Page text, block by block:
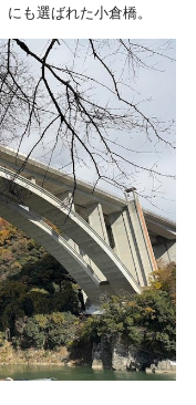
も選ばれた小倉橋。